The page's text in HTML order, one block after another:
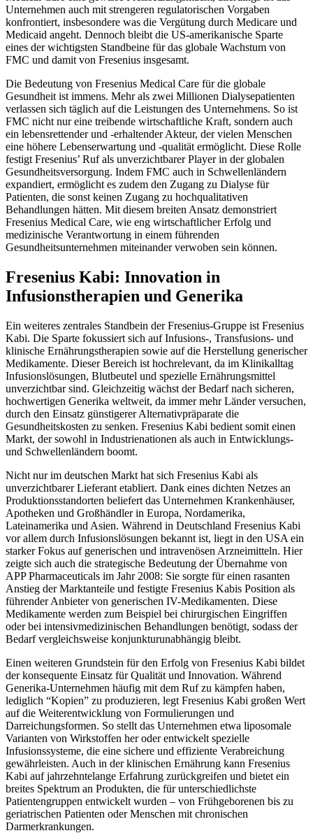
Unternehmen auch mit strengeren regulatorischen Vorgaben
konfrontiert, insbesondere was die Vergütung durch Medicare und
Medicaid angeht. Dennoch bleibt die US-amerikanische Sparte
eines der wichtigsten Standbeine für das globale Wachstum von
FMC und damit von Fresenius insgesamt.
Die Bedeutung von Fresenius Medical Care für die globale
Gesundheit ist immens. Mehr als zwei Millionen Dialysepatienten
verlassen sich täglich auf die Leistungen des Unternehmens. So ist
FMC nicht nur eine treibende wirtschaftliche Kraft, sondern auch
ein lebensrettender und -erhaltender Akteur, der vielen Menschen
eine höhere Lebenserwartung und -qualität ermöglicht. Diese Rolle
festigt Fresenius’ Ruf als unverzichtbarer Player in der globalen
Gesundheitsversorgung. Indem FMC auch in Schwellenländern
expandiert, ermöglicht es zudem den Zugang zu Dialyse für
Patienten, die sonst keinen Zugang zu hochqualitativen
Behandlungen hätten. Mit diesem breiten Ansatz demonstriert
Fresenius Medical Care, wie eng wirtschaftlicher Erfolg und
medizinische Verantwortung in einem führenden
Gesundheitsunternehmen miteinander verwoben sein können.
Fresenius Kabi: Innovation in
Infusionstherapien und Generika
Ein weiteres zentrales Standbein der Fresenius-Gruppe ist Fresenius
Kabi. Die Sparte fokussiert sich auf Infusions-, Transfusions- und
klinische Ernährungstherapien sowie auf die Herstellung generischer
Medikamente. Dieser Bereich ist hochrelevant, da im Klinikalltag
Infusionslösungen, Blutbeutel und spezielle Ernährungsmittel
unverzichtbar sind. Gleichzeitig wächst der Bedarf nach sicheren,
hochwertigen Generika weltweit, da immer mehr Länder versuchen,
durch den Einsatz günstigerer Alternativpräparate die
Gesundheitskosten zu senken. Fresenius Kabi bedient somit einen
Markt, der sowohl in Industrienationen als auch in Entwicklungs-
und Schwellenländern boomt.
Nicht nur im deutschen Markt hat sich Fresenius Kabi als
unverzichtbarer Lieferant etabliert. Dank eines dichten Netzes an
Produktionsstandorten beliefert das Unternehmen Krankenhäuser,
Apotheken und Großhändler in Europa, Nordamerika,
Lateinamerika und Asien. Während in Deutschland Fresenius Kabi
vor allem durch Infusionslösungen bekannt ist, liegt in den USA ein
starker Fokus auf generischen und intravenösen Arzneimitteln. Hier
zeigte sich auch die strategische Bedeutung der Übernahme von
APP Pharmaceuticals im Jahr 2008: Sie sorgte für einen rasanten
Anstieg der Marktanteile und festigte Fresenius Kabis Position als
führender Anbieter von generischen IV-Medikamenten. Diese
Medikamente werden zum Beispiel bei chirurgischen Eingriffen
oder bei intensivmedizinischen Behandlungen benötigt, sodass der
Bedarf vergleichsweise konjunkturunabhängig bleibt.
Einen weiteren Grundstein für den Erfolg von Fresenius Kabi bildet
der konsequente Einsatz für Qualität und Innovation. Während
Generika-Unternehmen häufig mit dem Ruf zu kämpfen haben,
lediglich “Kopien” zu produzieren, legt Fresenius Kabi großen Wert
auf die Weiterentwicklung von Formulierungen und
Darreichungsformen. So stellt das Unternehmen etwa liposomale
Varianten von Wirkstoffen her oder entwickelt spezielle
Infusionssysteme, die eine sichere und effiziente Verabreichung
gewährleisten. Auch in der klinischen Ernährung kann Fresenius
Kabi auf jahrzehntelange Erfahrung zurückgreifen und bietet ein
breites Spektrum an Produkten, die für unterschiedlichste
Patientengruppen entwickelt wurden – von Frühgeborenen bis zu
geriatrischen Patienten oder Menschen mit chronischen
Darmerkrankungen.